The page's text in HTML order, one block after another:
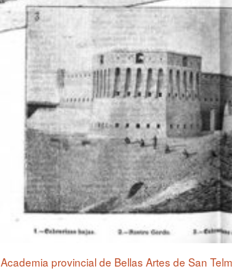
Academia provincial de Bellas Artes de San